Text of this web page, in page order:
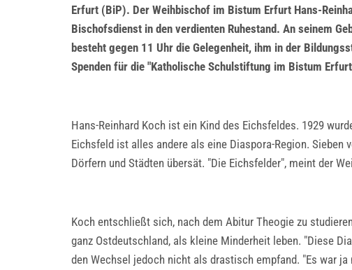
Erfurt (BiP). Der Weihbischof im Bistum Erfurt Hans-
Bischofsdienst in den verdienten Ruhestand. An seinem
besteht gegen 11 Uhr die Gelegenheit, ihm in der
Spenden für die "Katholische Schulstiftung im Bistum
Hans-Reinhard Koch ist ein Kind des Eichsfeldes. 1929
Eichsfeld ist alles andere als eine Diaspora-Region.
Dörfern und Städten übersät. "Die Eichsfelder", meint der
Koch entschließt sich, nach dem Abitur Theogie zu
ganz Ostdeutschland, als kleine Minderheit leben. "Diese
den Wechsel jedoch nicht als drastisch empfand. "Es war